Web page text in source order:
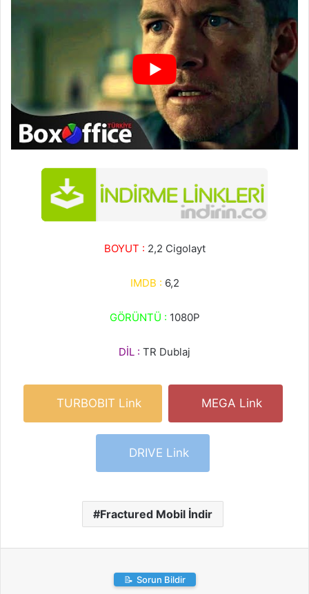
BOYUT : 2,2 Cigolayt
IMDB : 6,2
GÖRÜNTÜ : 1080P
DİL : TR Dublaj
TURBOBIT Link MEGA Link
DRIVE Link
Fractured Mobil İndir
📝 Sorun Bildir